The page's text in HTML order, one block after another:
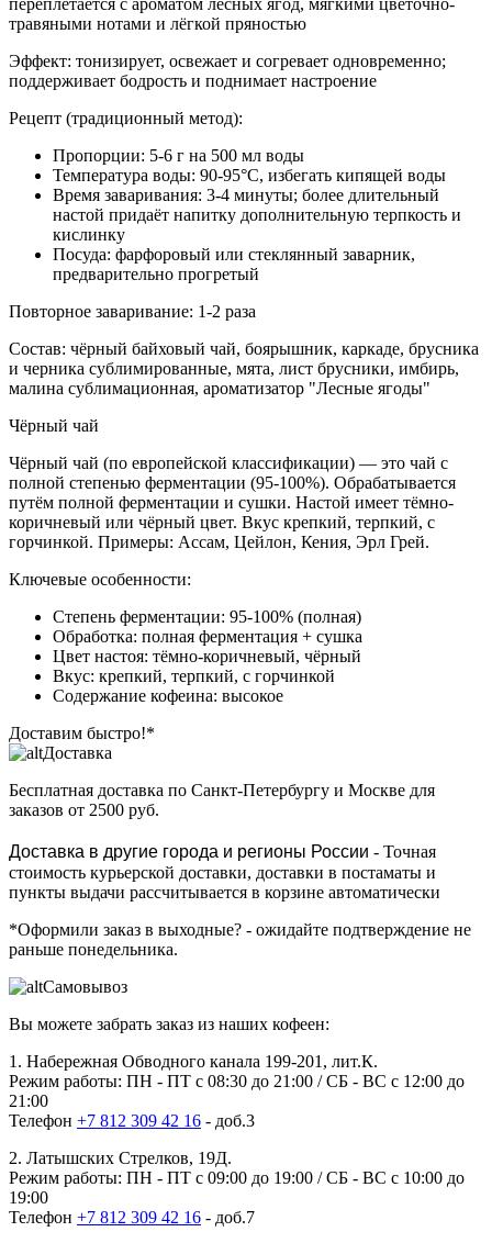
травяными нотами и лёгкой пряностью
Эффект: тонизирует, освежает и согревает одновременно;
поддерживает бодрость и поднимает настроение
Рецепт (традиционный метод):
Пропорции: 5-6 г на 500 мл воды
Температура воды: 90-95°C, избегать кипящей воды
Время заваривания: 3-4 минуты; более длительный
настой придаёт напитку дополнительную терпкость и
кислинку
Посуда: фарфоровый или стеклянный заварник,
предварительно прогретый
Повторное заваривание: 1-2 раза
Состав: чёрный байховый чай, боярышник, каркаде, брусника
и черника сублимированные, мята, лист брусники, имбирь,
малина сублимационная, ароматизатор "Лесные ягоды"
Чёрный чай
Чёрный чай (по европейской классификации) — это чай с
полной степенью ферментации (95-100%). Обрабатывается
путём полной ферментации и сушки. Настой имеет тёмно-
коричневый или чёрный цвет. Вкус крепкий, терпкий, с
горчинкой. Примеры: Ассам, Цейлон, Кения, Эрл Грей.
Ключевые особенности:
Степень ферментации: 95-100% (полная)
Обработка: полная ферментация + сушка
Цвет настоя: тёмно-коричневый, чёрный
Вкус: крепкий, терпкий, с горчинкой
Содержание кофеина: высокое
Доставим быстро!*
Доставка
Бесплатная доставка по Санкт-Петербургу и Москве для
заказов от 2500 руб.
Доставка в другие города и регионы России - Точная
стоимость курьерской доставки, доставки в постаматы и
пункты выдачи рассчитывается в корзине автоматически
*Оформили заказ в выходные? - ожидайте подтверждение не
раньше понедельника.
Самовывоз
Вы можете забрать заказ из наших кофеен:
1. Набережная Обводного канала 199-201, лит.К.
Режим работы: ПН - ПТ с 08:30 до 21:00 / СБ - ВС с 12:00 до
21:00
Телефон +7 812 309 42 16 - доб.3
2. Латышских Стрелков, 19Д.
Режим работы: ПН - ПТ с 09:00 до 19:00 / СБ - ВС с 10:00 до
19:00
Телефон +7 812 309 42 16 - доб.7